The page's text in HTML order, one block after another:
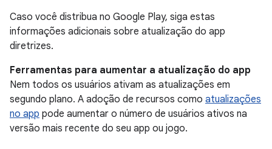
Caso você distribua no Google Play, siga estas
informações adicionais sobre atualização do app
diretrizes.
Ferramentas para aumentar a atualização do app
Nem todos os usuários ativam as atualizações em
segundo plano. A adoção de recursos como atualizações
no app pode aumentar o número de usuários ativos na
versão mais recente do seu app ou jogo.